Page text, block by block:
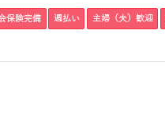
保険完備 週払い 主婦（夫）歓迎